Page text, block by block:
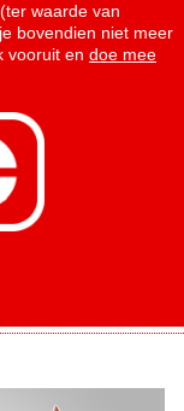
waarde van
bovendien niet meer
vooruit en doe mee